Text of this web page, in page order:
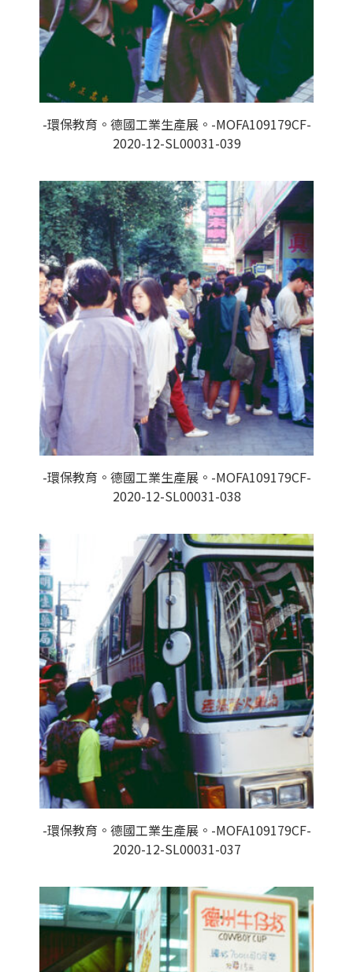
-環保教育。德國工業生產展。-MOFA109179CF-
2020-12-SL00031-039
-環保教育。德國工業生產展。-MOFA109179CF-
2020-12-SL00031-038
-環保教育。德國工業生產展。-MOFA109179CF-
2020-12-SL00031-037